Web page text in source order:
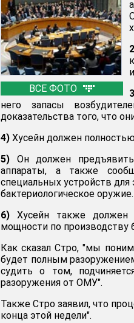
ВСЕ ФОТО
него запасы
доказательства того, что
4) Хусейн должен
5) Он должен
аппараты, а также
специальных устройств
бактериологическое оружие.
6) Хусейн также должен
мощности по производству
Как сказал Стро, "мы
будет полным
судить о том,
разоружения от ОМУ".
Также Стро заявил, что
конца этой недели".